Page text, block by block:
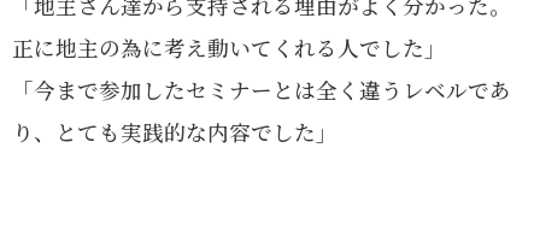
正に地主の為に考え動いてくれる人でした」
「今まで参加したセミナーとは全く違うレベルであ
り、とても実践的な内容でした」